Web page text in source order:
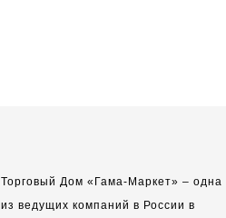
Торговый Дом «Гама-Маркет» – одна
из ведущих компаний в России в